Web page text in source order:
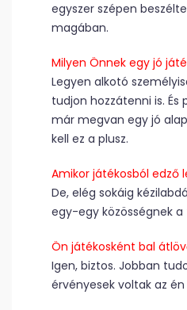
egyszer szépen
magában.
Milyen Önnek egy jó
Legyen alkotó
tudjon hozzátenni is. És
már megvan egy jó
kell ez a plusz.
Amikor játékosból edző
De, elég sokáig
egy-egy közösségnek
Ön játékosként bal
Igen, biztos. Jobban
érvényesek voltak az